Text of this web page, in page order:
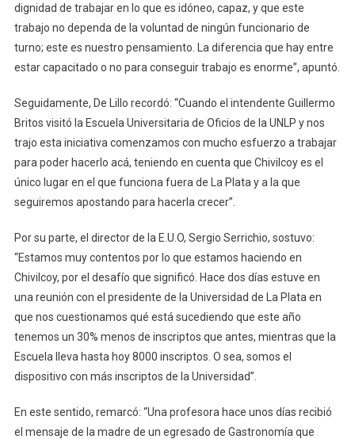
dignidad de trabajar en lo que es idóneo, capaz, y que este
trabajo no dependa de la voluntad de ningún funcionario de
turno; este es nuestro pensamiento. La diferencia que hay entre
estar capacitado o no para conseguir trabajo es enorme”, apuntó.
Seguidamente, De Lillo recordó: “Cuando el intendente Guillermo
Britos visitó la Escuela Universitaria de Oficios de la UNLP y nos
trajo esta iniciativa comenzamos con mucho esfuerzo a trabajar
para poder hacerlo acá, teniendo en cuenta que Chivilcoy es el
único lugar en el que funciona fuera de La Plata y a la que
seguiremos apostando para hacerla crecer”.
Por su parte, el director de la E.U.O, Sergio Serrichio, sostuvo:
“Estamos muy contentos por lo que estamos haciendo en
Chivilcoy, por el desafío que significó. Hace dos días estuve en
una reunión con el presidente de la Universidad de La Plata en
que nos cuestionamos qué está sucediendo que este año
tenemos un 30% menos de inscriptos que antes, mientras que la
Escuela lleva hasta hoy 8000 inscriptos. O sea, somos el
dispositivo con más inscriptos de la Universidad”.
En este sentido, remarcó: “Una profesora hace unos días recibió
el mensaje de la madre de un egresado de Gastronomía que